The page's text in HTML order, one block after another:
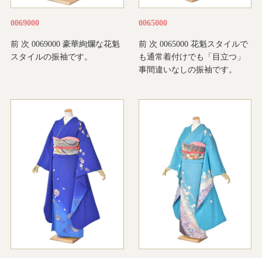
0069000
前 次 0069000 豪華絢爛な花魁
スタイルの振袖です。
0065000
前 次 0065000 花魁スタイルで
も通常着付けでも「目立つ」
事間違いなしの振袖です。